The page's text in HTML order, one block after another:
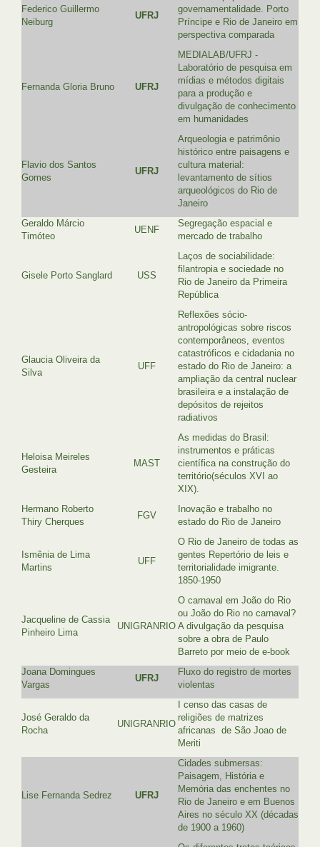
Federico Guillermo
Neiburg
UFRJ
governamentalidade. Porto
Príncipe e Rio de Janeiro em
perspectiva comparada
Fernanda Gloria Bruno UFRJ
MEDIALAB/UFRJ -
Laboratório de pesquisa em
mídias e métodos digitais
para a produção e
divulgação de conhecimento
em humanidades
Flavio dos Santos
Gomes
UFRJ
Arqueologia e patrimônio
histórico entre paisagens e
cultura material:
levantamento de sítios
arqueológicos do Rio de
Janeiro
Geraldo Márcio
Timóteo
UENF
Segregação espacial e
mercado de trabalho
Gisele Porto Sanglard USS
Laços de sociabilidade:
filantropia e sociedade no
Rio de Janeiro da Primeira
República
Glaucia Oliveira da
Silva
UFF
Reflexões sócio-
antropológicas sobre riscos
contemporâneos, eventos
catastróficos e cidadania no
estado do Rio de Janeiro: a
ampliação da central nuclear
brasileira e a instalação de
depósitos de rejeitos
radiativos
Heloisa Meireles
Gesteira
MAST
As medidas do Brasil:
instrumentos e práticas
científica na construção do
território(séculos XVI ao
XIX).
Hermano Roberto
Thiry Cherques
FGV
Inovação e trabalho no
estado do Rio de Janeiro
Ismênia de Lima
Martins
UFF
O Rio de Janeiro de todas as
gentes Repertório de leis e
territorialidade imigrante.
1850-1950
Jacqueline de Cassia
Pinheiro Lima
UNIGRANRIO
O carnaval em João do Rio
ou João do Rio no carnaval?
A divulgação da pesquisa
sobre a obra de Paulo
Barreto por meio de e-book
Joana Domingues
Vargas
UFRJ
Fluxo do registro de mortes
violentas
José Geraldo da
Rocha
UNIGRANRIO
I censo das casas de
religiões de matrizes
africanas de São Joao de
Meriti
Lise Fernanda Sedrez UFRJ
Cidades submersas:
Paisagem, História e
Memória das enchentes no
Rio de Janeiro e em Buenos
Aires no século XX (décadas
de 1900 a 1960)